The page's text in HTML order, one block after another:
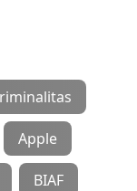
Apple
BIAF